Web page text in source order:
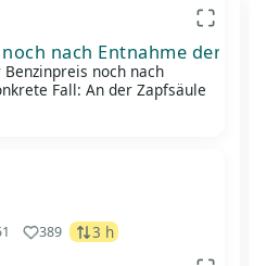
App
nach Entnahme der
noch nach
Fall: An der Zapfsäule
389 3 h